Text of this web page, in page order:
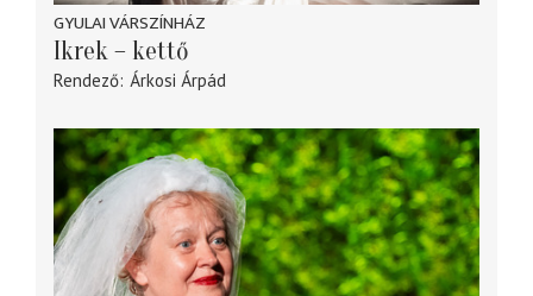
GYULAI VÁRSZÍNHÁZ
Ikrek – kettő
Rendező Árkosi Árpád